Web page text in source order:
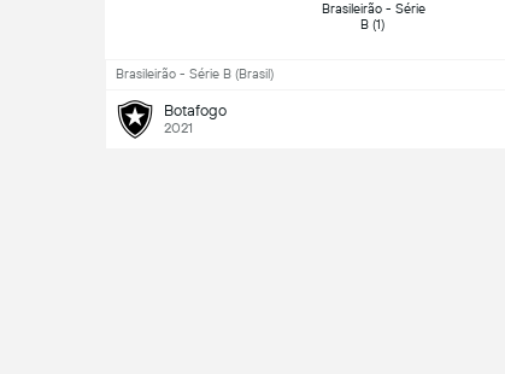
Brasileirão - Série
B (1)
Brasileirão - Série B (Brasil)
Botafogo
2021